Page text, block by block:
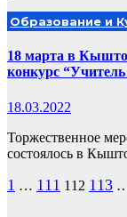
Образование и
18 марта в
конкурс “Учитель
18.03.2022
Торжественное
состоялось в
Пагинация
1 … 111 112 113